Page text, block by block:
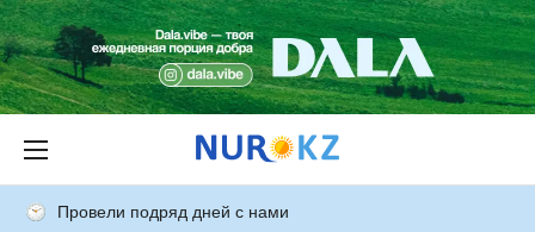
Провели подряд дней с нами